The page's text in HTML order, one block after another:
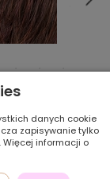
1 100,00 zł
danych cookie
zapisywanie tylko
informacji o